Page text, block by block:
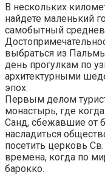
В нескольких
найдете маленький
самобытный
выбраться из
день прогулкам по
архитектурными
эпох.
Первым делом
монастырь, где
Санд, сбежавшие от
насладиться
посетить церковь
времена, когда по
барокко.